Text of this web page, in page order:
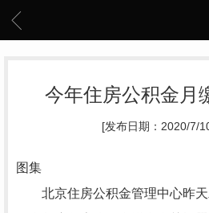
今年住房公积金月
[发布日期：2020/7/
图集
北京住房公积金管理中心昨天